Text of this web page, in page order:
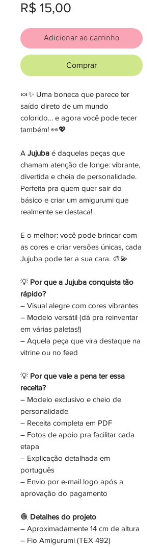
R$ 15,00
Adicionar ao carrinho
Comprar
🍬✨ Uma boneca que parece ter
saído direto de um mundo
colorido… e agora você pode tecer
também! 👀💖
A Jujuba é daquelas peças que
chamam atenção de longe: vibrante,
divertida e cheia de personalidade.
Perfeita pra quem quer sair do
básico e criar um amigurumi que
realmente se destaca!
E o melhor: você pode brincar com
as cores e criar versões únicas, cada
Jujuba pode ter a sua cara. 🎨💫
💡 Por que a Jujuba conquista tão
rápido?
– Visual alegre com cores vibrantes
– Modelo versátil (dá pra reinventar
em várias paletas!)
– Aquela peça que vira destaque na
vitrine ou no feed
💡 Por que vale a pena ter essa
receita?
– Modelo exclusivo e cheio de
personalidade
– Receita completa em PDF
– Fotos de apoio pra facilitar cada
etapa
– Explicação detalhada em
português
– Envio por e-mail logo após a
aprovação do pagamento
🧶 Detalhes do projeto
– Aproximadamente 14 cm de altura
– Fio Amigurumi (TEX 492)